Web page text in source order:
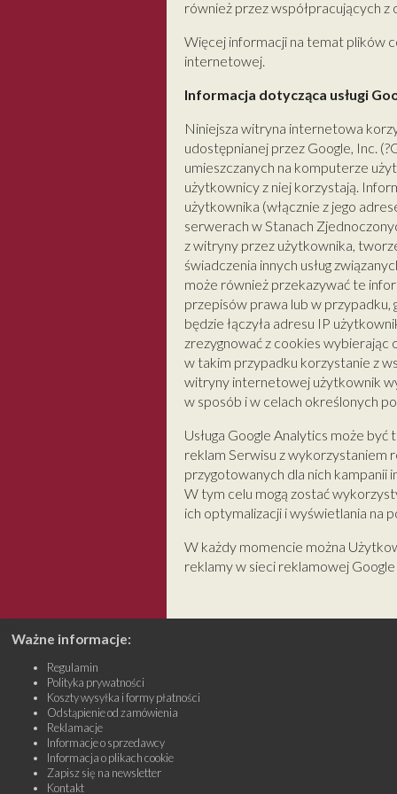
również przez współpracujących
Więcej informacji na temat plików
internetowej.
Informacja dotycząca usługi
Niniejsza witryna internetowa
udostępnianej przez Google, Inc.
umieszczanych na komputerze
użytkownicy z niej korzystają.
użytkownika (włącznie z jego
serwerach w Stanach
z witryny przez użytkownika,
świadczenia innych usług
może również przekazywać te
przepisów prawa lub w przypadku,
będzie łączyła adresu IP
zrezygnować z cookies wybierając
w takim przypadku korzystanie z
witryny internetowej użytkownik
w sposób i w celach określonych
Usługa Google Analytics może
reklam Serwisu z wykorzystaniem
przygotowanych dla nich kampanii
W tym celu mogą zostać
ich optymalizacji i wyświetlania na
W każdy momencie można
reklamy w sieci reklamowej
Ważne informacje:
Regulamin
Polityka prywatności
Koszty wysyłka i formy płatności
Odstąpienie od zamówienia
Reklamacje
Informacje o sprzedawcy
Informacja o plikach cookie
Zapisz się na newsletter
Kontakt